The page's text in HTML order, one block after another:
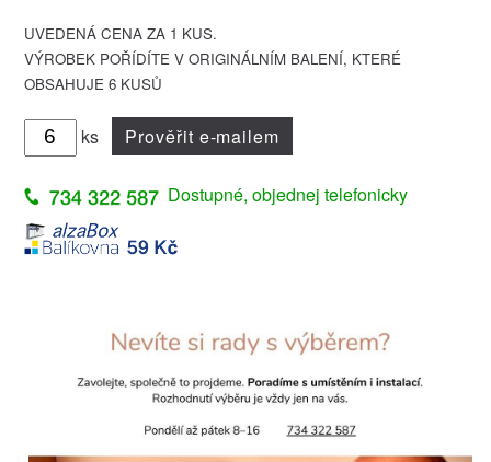
UVEDENÁ CENA ZA 1 KUS.
VÝROBEK POŘÍDÍTE V ORIGINÁLNÍM BALENÍ, KTERÉ
OBSAHUJE 6 KUSŮ
ks Prověřit e-mailem
Dostupné, objednej telefonicky